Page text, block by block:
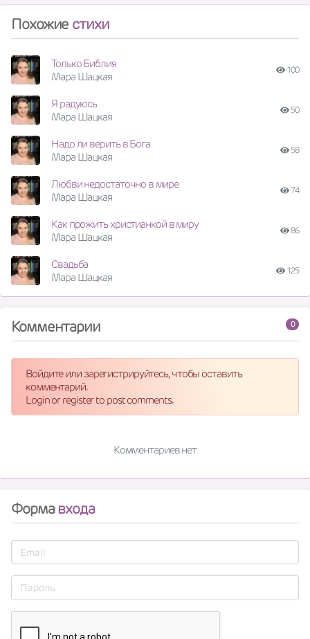
Похожие стихи
Только Библия
Мара Шацкая
100
Я радуюсь
Мара Шацкая
50
Надо ли верить в Бога
Мара Шацкая
58
Любви недостаточно в мире
Мара Шацкая
74
Как прожить христианкой в миру
Мара Шацкая
86
Свадьба
Мара Шацкая
125
0
Комментарии
Войдите или зарегистрируйтесь, чтобы оставить
комментарий.
Login or register to post comments.
Комментариев нет
Формавхода